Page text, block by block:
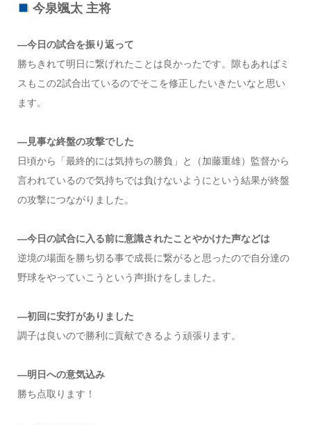
今泉颯太 主将
―今日の試合を振り返って
勝ちきれて明日に繋げれたことは良かったです。隙もあればミ
スもこの2試合出ているのでそこを修正したいきたいなと思い
ます。
―見事な終盤の攻撃でした
日頃から「最終的には気持ちの勝負」と（加藤重雄）監督から
言われているので気持ちでは負けないようにという結果が終盤
の攻撃につながりました。
―今日の試合に入る前に意識されたことやかけた声などは
逆境の場面を勝ち切る事で成長に繋がると思ったので自分達の
野球をやっていこうという声掛けをしました。
―初回に安打がありました
調子は良いので勝利に貢献できるよう頑張ります。
―明日への意気込み
勝ち点取ります！